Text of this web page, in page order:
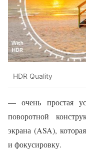
HDR Quality
— очень простая
поворотной
экрана (ASA),
и фокусировку.